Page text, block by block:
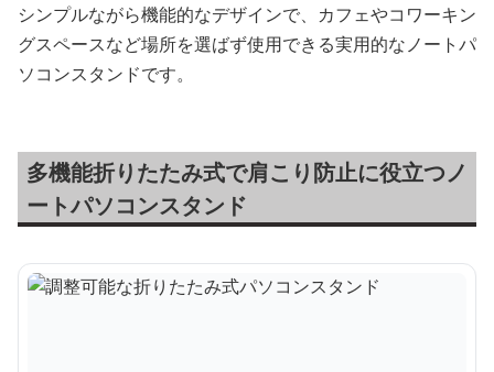
シンプルながら機能的なデザインで、カフェやコワーキン
グスペースなど場所を選ばず使用できる実用的なノートパ
ソコンスタンドです。
多機能折りたたみ式で肩こり防止に役立つノ
ートパソコンスタンド